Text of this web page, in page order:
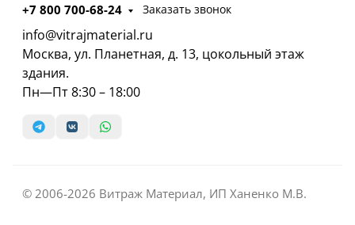
+7 800 700-68-24 Заказать звонок
info@vitrajmaterial.ru
Москва, ул. Планетная, д. 13, цокольный этаж
здания.
Пн—Пт 8:30 – 18:00
© 2006-2026 Витраж Материал, ИП Ханенко М.В.